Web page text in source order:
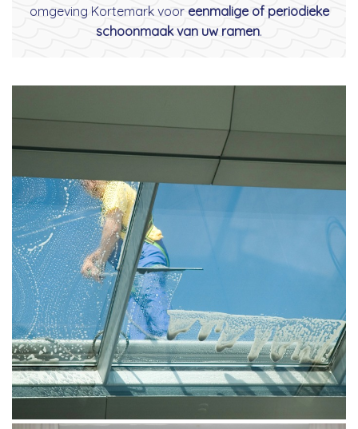
omgeving Kortemark voor eenmalige of periodieke
schoonmaak van uw ramen.